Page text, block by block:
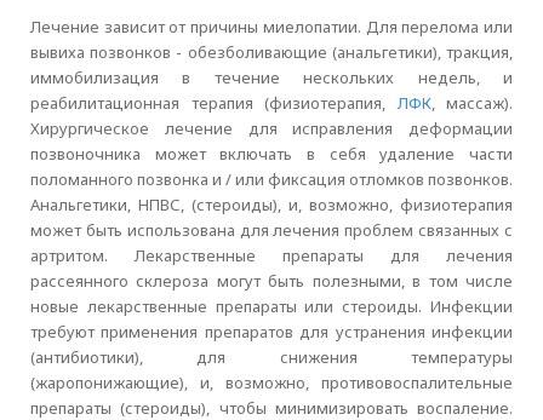
Лечение зависит от причины миелопатии. Для перелома или
вывиха позвонков - обезболивающие (анальгетики), тракция,
иммобилизация в течение нескольких недель, и
реабилитационная терапия (физиотерапия,ЛФК, массаж).
Хирургическое лечение для исправления деформации
позвоночника может включать в себя удаление части
поломанного позвонка и / или фиксация отломков позвонков.
Анальгетики, НПВС, (стероиды), и, возможно, физиотерапия
может быть использована для лечения проблем связанных с
артритом. Лекарственные препараты для лечения
рассеянного склероза могут быть полезными, в том числе
новые лекарственные препараты или стероиды. Инфекции
требуют применения препаратов для устранения инфекции
(антибиотики), для снижения температуры
(жаропонижающие), и, возможно, противовоспалительные
препараты (стероиды), чтобы минимизировать воспаление.